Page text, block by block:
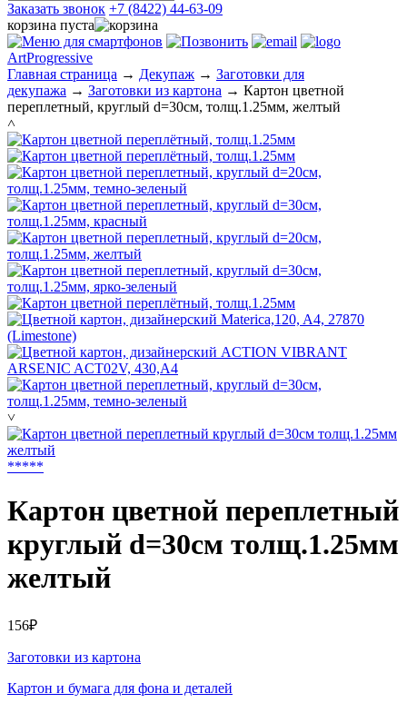
Заказать звонок +7 (8422) 44-63-09
корзина пуста
ArtProgressive
Главная страница → Декупаж → Заготовки для
декупажа → Заготовки из картона → Картон цветной
переплетный, круглый d=30см, толщ.1.25мм, желтый
˄
˅
*****
Картон цветной переплетный
круглый d=30см толщ.1.25мм
желтый
156₽
Заготовки из картона
Картон и бумага для фона и деталей